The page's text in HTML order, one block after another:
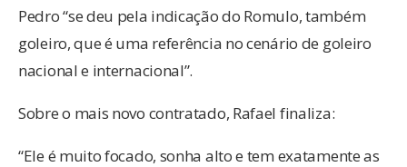
Pedro “se deu pela indicação do Romulo, também
goleiro, que é uma referência no cenário de goleiro
nacional e internacional”.
Sobre o mais novo contratado, Rafael finaliza:
“Ele é muito focado, sonha alto e tem exatamente as